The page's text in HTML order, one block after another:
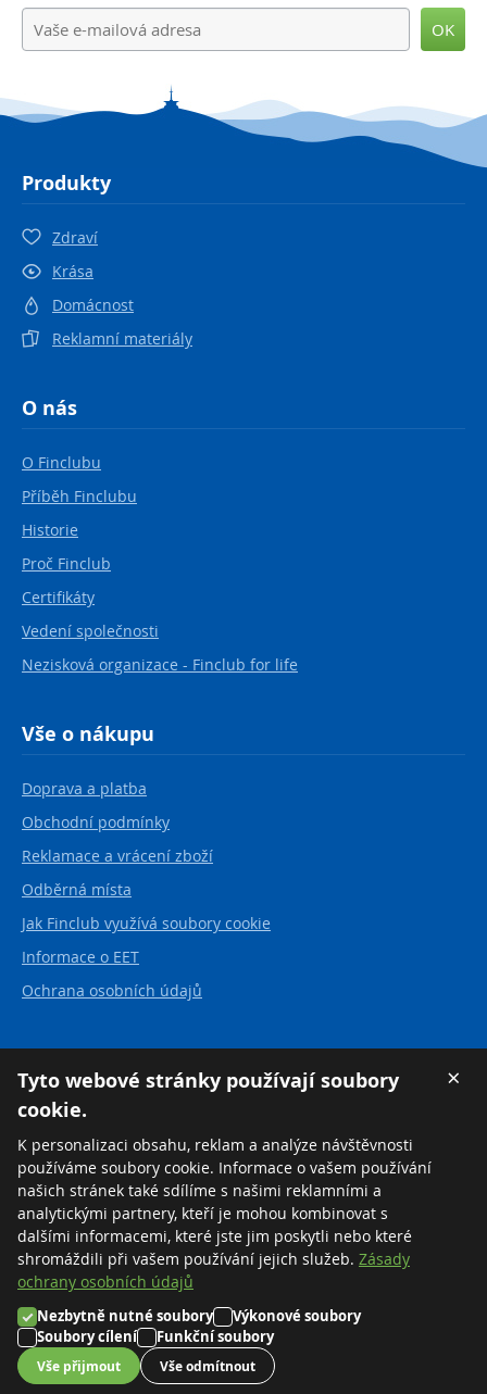
OK
Produkty
Zdraví
Krása
Domácnost
Reklamní materiály
O nás
O Finclubu
Příběh Finclubu
Historie
Proč Finclub
Certifikáty
Vedení společnosti
Nezisková organizace - Finclub for life
Vše o nákupu
Doprava a platba
Obchodní podmínky
Reklamace a vrácení zboží
Odběrná místa
Jak Finclub využívá soubory cookie
Informace o EET
Ochrana osobních údajů
FINCLUB plus, a.s.
Karvinská 21
737 01 Český Těšín
Česká republika
Tel:+420 558 711 550
Zdarma:
+420 800 169 570
©2026 FINCLUB plus, a.s.
Nastavení cookies
Created byMORAVIO
×
Tyto webové stránky používají soubory
cookie.
K personalizaci obsahu, reklam a analýze návštěvnosti
používáme soubory cookie. Informace o vašem používání
našich stránek také sdílíme s našimi reklamními a
analytickými partnery, kteří je mohou kombinovat s
dalšími informacemi, které jste jim poskytli nebo které
shromáždili při vašem používání jejich služeb. Zásady
ochrany osobních údajů
Nezbytně nutné soubory
Výkonové soubory
Soubory cílení
Funkční soubory
Vše přijmout Vše odmítnout